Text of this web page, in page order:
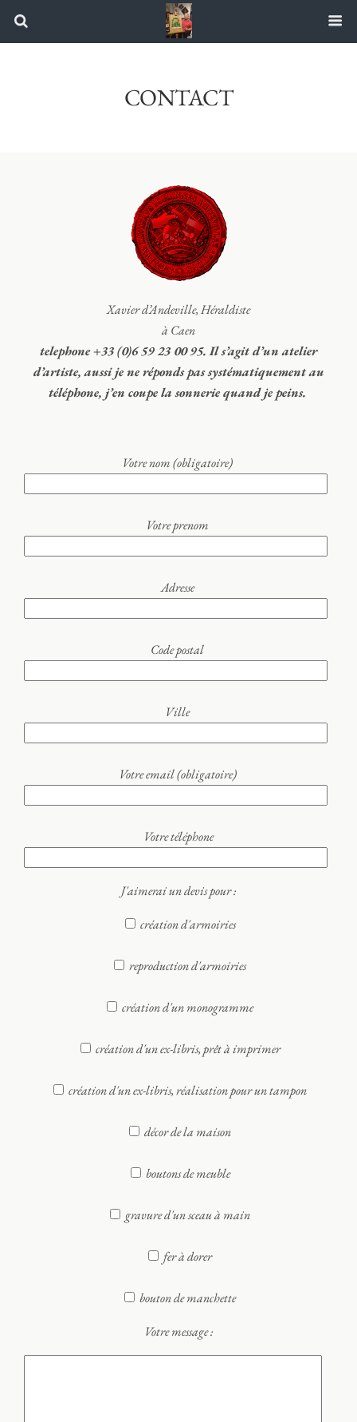
CONTACT
Xavier d’Andeville, Héraldiste
à Caen
telephone +33 (0)6 59 23 00 95.Il s’agit d’un atelier
d’artiste, aussi je ne réponds pas systématiquement au
téléphone, j’en coupe la sonnerie quand je peins.
Votre nom (obligatoire)
Votre prenom
Adresse
Code postal
Ville
Votre email (obligatoire)
Votre téléphone
J'aimerai un devis pour :
création d'armoiries
reproduction d'armoiries
création d'un monogramme
création d'un ex-libris, prêt à imprimer
création d'un ex-libris, réalisation pour un tampon
décor de la maison
boutons de meuble
gravure d'un sceau à main
fer à dorer
bouton de manchette
Votre message :